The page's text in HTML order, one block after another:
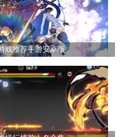
戏推荐手游安卓版